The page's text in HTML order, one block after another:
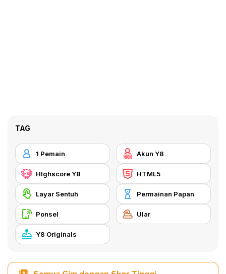
TAG
1 Pemain Akun Y8
HIghscore Y8 HTML5
Layar Sentuh Permainan Papan
Ponsel Ular
Y8 Originals